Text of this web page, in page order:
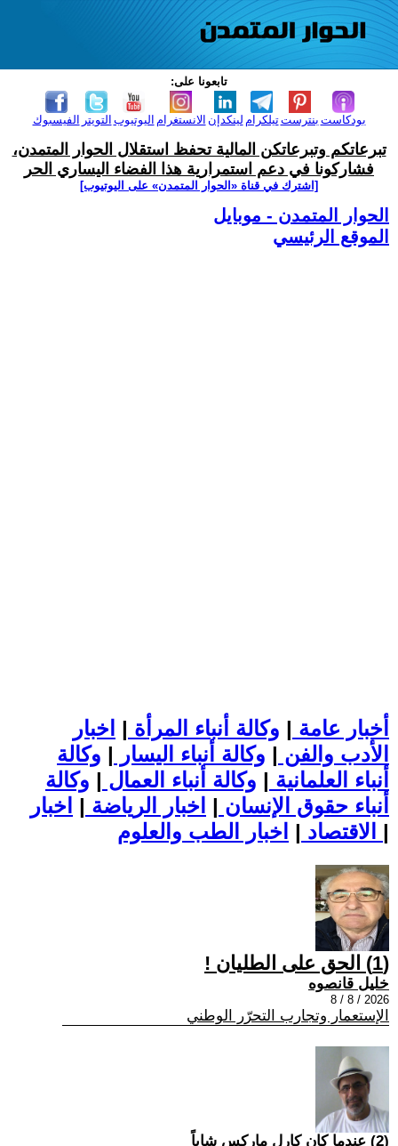
تابعونا على:
الفيسبوك التويتر اليوتيوب الانستغرام لينكدإن تيلكرامبنترست بودكاست
تبرعاتكم وتبرعاتكن المالية تحفظ استقلال الحوار المتمدن،
فشاركونا في دعم استمرارية هذا الفضاء اليساري الحر
[اشترك في قناة ‫«الحوار المتمدن» على اليوتيوب]
الحوار المتمدن - موبايل
الموقع الرئيسي
أخبار عامة | وكالة أنباء المرأة | اخبار
الأدب والفن | وكالة أنباء اليسار | وكالة
أنباء العلمانية | وكالة أنباء العمال | وكالة
أنباء حقوق الإنسان | اخبار الرياضة | اخبار
الاقتصاد | |
(1) الحق على الطليان !
خليل قانصوه
2026 / 8 / 8
الإستعمار وتجارب التحرّر الوطني
(2) عندما كان كارل ماركس شاباً